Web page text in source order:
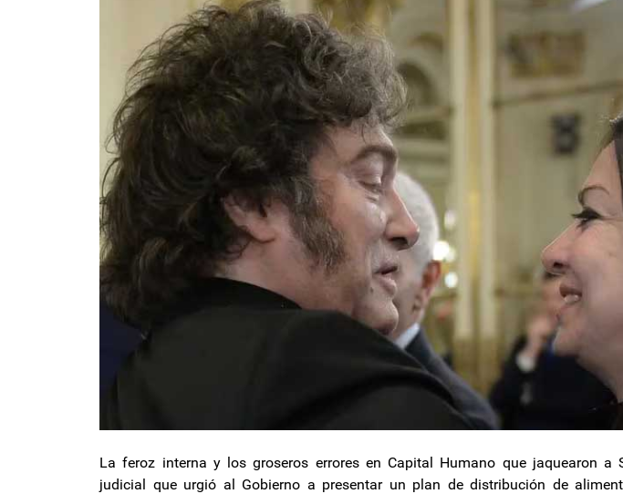
La feroz interna y los groseros errores en Capital Humano que jaquearon a
judicial que urgió al Gobierno a presentar un plan de distribución de